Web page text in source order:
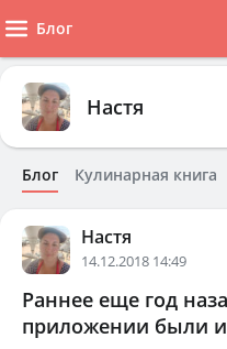
Блог
Настя
Блог Кулинарная книга
Настя
14.12.2018 14:49
Раннее еще год
приложении были